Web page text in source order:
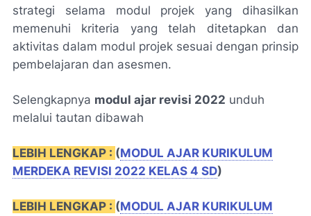
strategi selama modul projek yang dihasilkan
memenuhi kriteria yang telah ditetapkan dan
aktivitas dalam modul projek sesuai dengan prinsip
pembelajaran dan asesmen.
Selengkapnya modul ajar revisi 2022 unduh
melalui tautan dibawah
LEBIH LENGKAP : (MODUL AJAR KURIKULUM
MERDEKA REVISI 2022 KELAS 4 SD)
LEBIH LENGKAP : (MODUL AJAR KURIKULUM